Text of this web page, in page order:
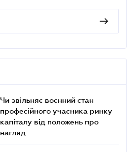
Чи звільняє воєнний стан
професійного учасника ринку
капіталу від положень про
нагляд